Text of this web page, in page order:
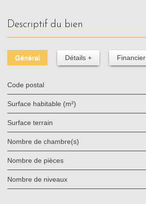
descriptif du bien
Général Détails + Financier
Code postal
Surface habitable (m²)
surface terrain
Nombre de chambre(s)
Nombre de pièces
Nombre de niveaux